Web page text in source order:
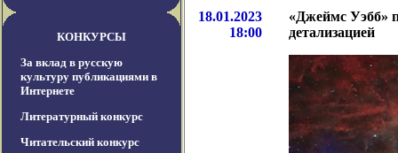
КОНКУРСЫ
За вклад в русскую
культуру публикациями в
Интернете
Литературный конкурс
Читательский конкурс
18.01.2023
18:00
«Джеймс Уэбб»
детализацией